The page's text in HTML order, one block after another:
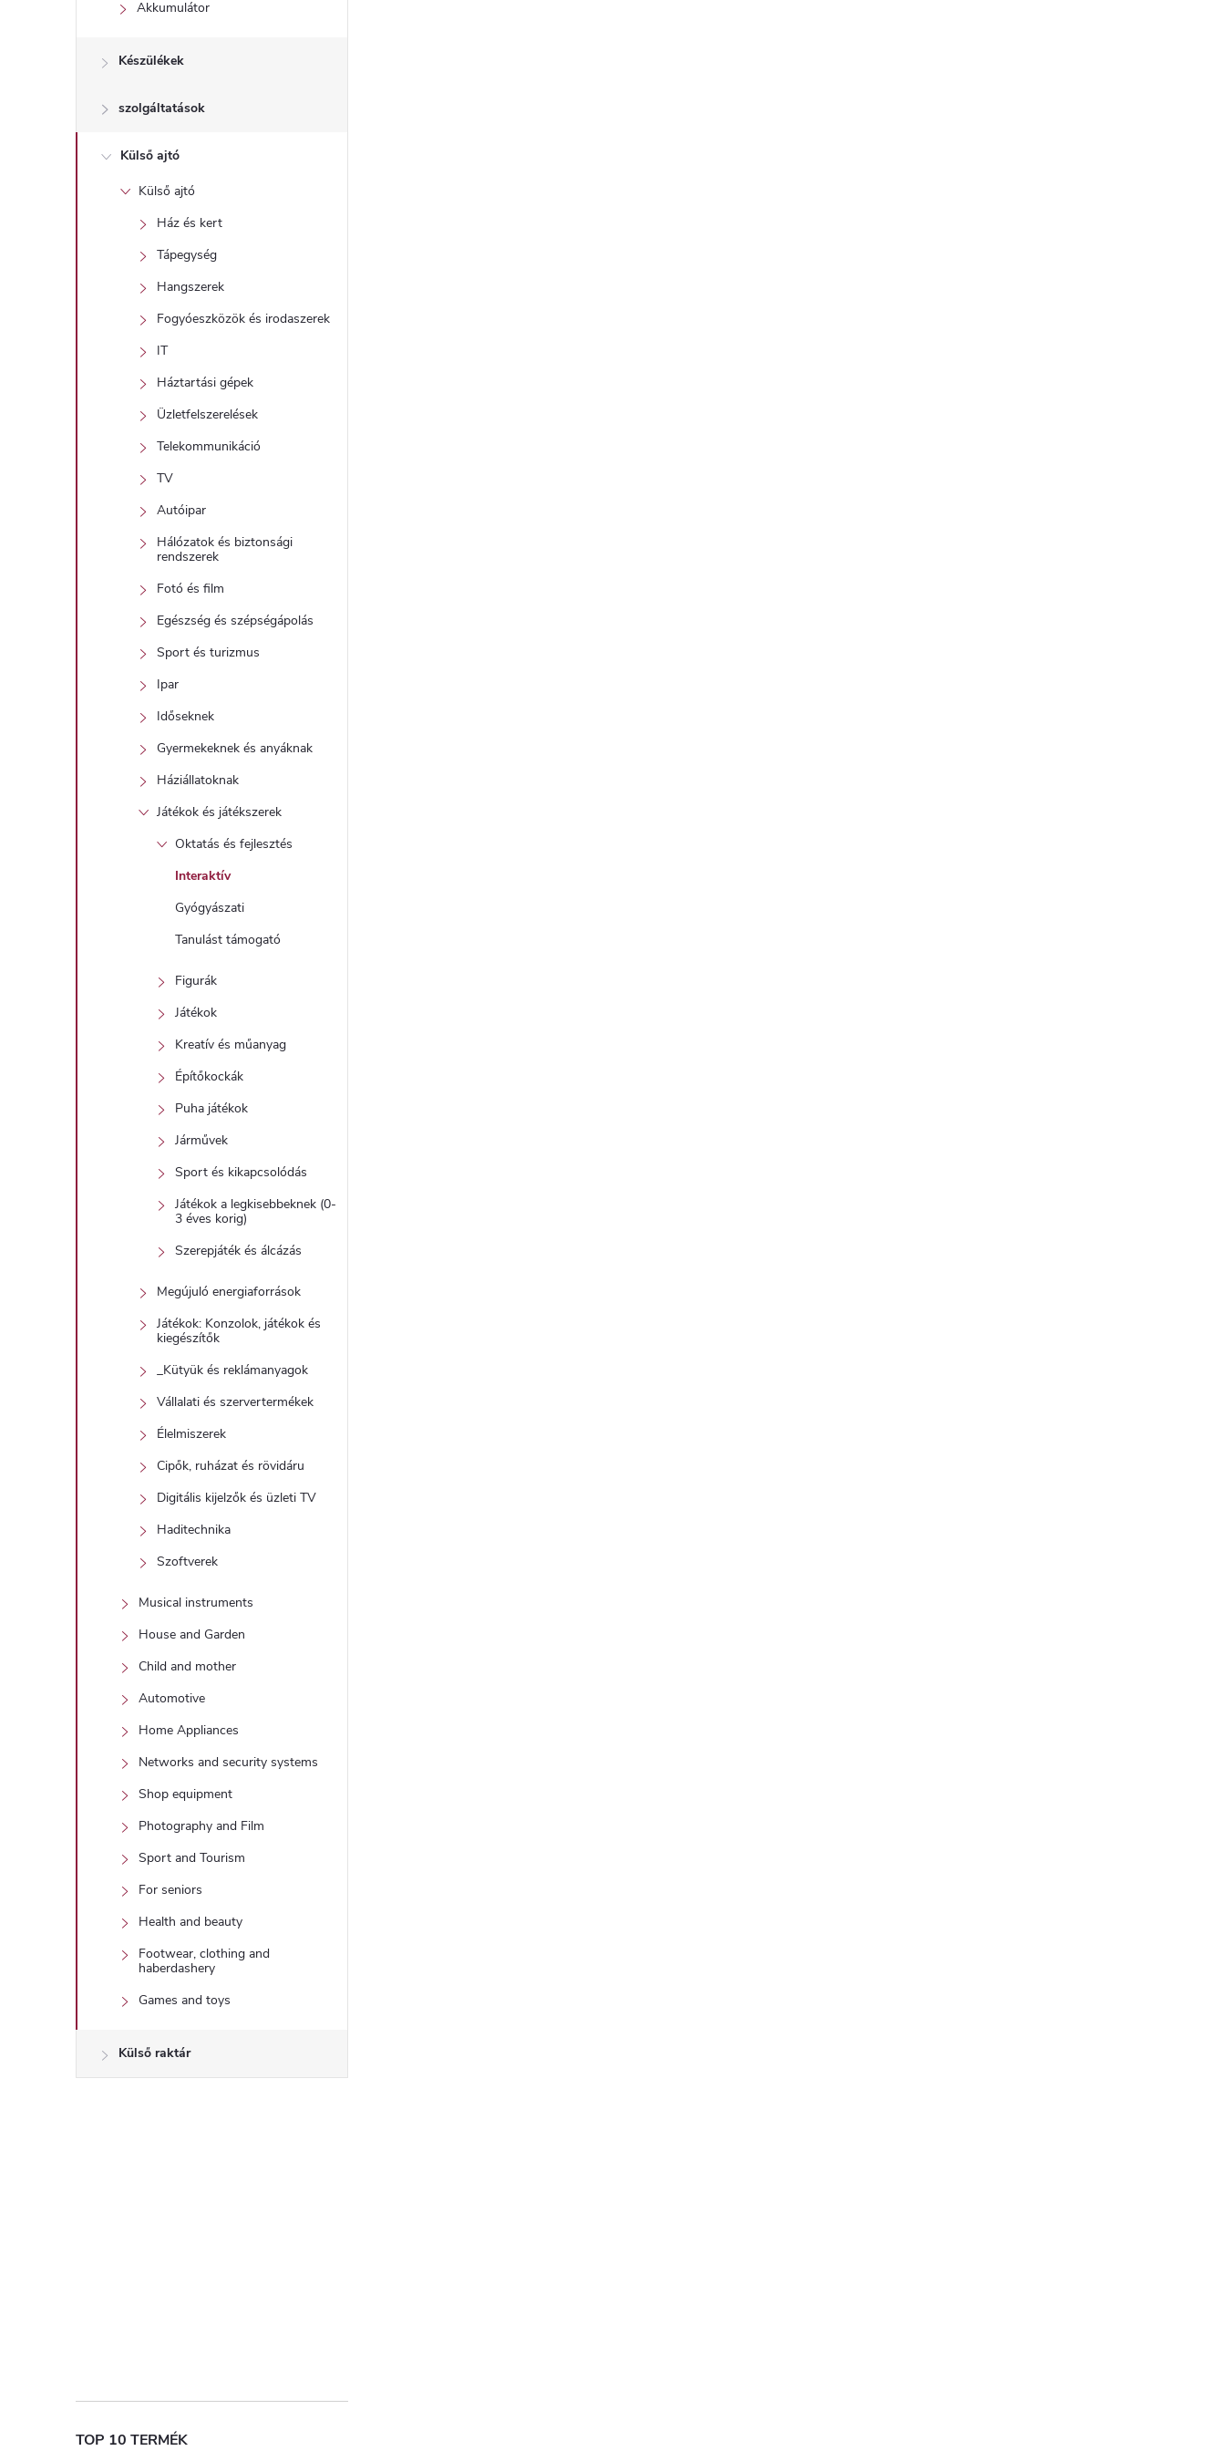
Akkumulátor
Készülékek
szolgáltatások
Külső ajtó
Külső ajtó
Ház és kert
Tápegység
Hangszerek
Fogyóeszközök és irodaszerek
IT
Háztartási gépek
Üzletfelszerelések
Telekommunikáció
TV
Autóipar
Hálózatok és biztonsági
rendszerek
Fotó és film
Egészség és szépségápolás
Sport és turizmus
Ipar
Időseknek
Gyermekeknek és anyáknak
Háziállatoknak
Játékok és játékszerek
Oktatás és fejlesztés
Interaktív
Gyógyászati
Tanulást támogató
Figurák
Játékok
Kreatív és műanyag
Építőkockák
Puha játékok
Járművek
Sport és kikapcsolódás
Játékok a legkisebbeknek (0-
3 éves korig)
Szerepjáték és álcázás
Megújuló energiaforrások
Játékok: Konzolok, játékok és
kiegészítők
_Kütyük és reklámanyagok
Vállalati és szervertermékek
Élelmiszerek
Cipők, ruházat és rövidáru
Digitális kijelzők és üzleti TV
Haditechnika
Szoftverek
Musical instruments
House and Garden
Child and mother
Automotive
Home Appliances
Networks and security systems
Shop equipment
Photography and Film
Sport and Tourism
For seniors
Health and beauty
Footwear, clothing and
haberdashery
Games and toys
Külső raktár
TOP 10 TERMÉK